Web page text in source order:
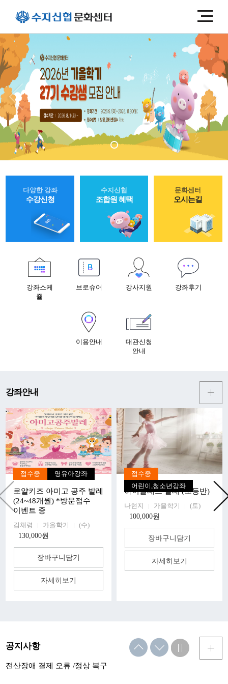
다양한 강좌
수강신청
수지신협
조합원 혜택
문화센터
오시는길
강좌스케
쥴
브로슈어 강사지원 강좌후기
이용안내
대관신청
안내
강좌안내
접수중 영유아강좌
로얄키즈 아미고 공주 발레
(24~48개월) *방문접수
이벤트 중
김채령 가을학기
(수)
130,000원
장바구니담기
자세히보기
접수중
어린이,청소년강좌
하이클래스 발레 (초등반)
나현지 가을학기
(토)
100,000원
장바구니담기
자세히보기
공지사항
전산장애 결제 오류 /정상 복구